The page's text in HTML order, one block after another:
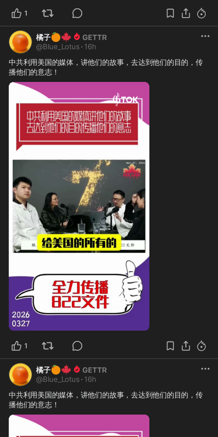
1
橘子🍊🍁
@Blue_Lotus · 16h
中共利用美国的媒体，讲他们的故事，去达到他们的目的，传
播他们的意志！
1
橘子🍊🍁
@Blue_Lotus · 16h
中共利用美国的媒体，讲他们的故事，去达到他们的目的，传
播他们的意志！